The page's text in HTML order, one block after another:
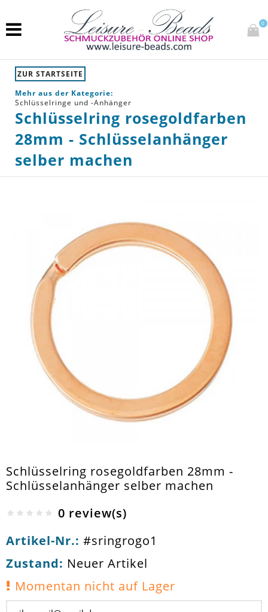
0
ZUR STARTSEITE
Mehr aus der Kategorie:
Schlüsselringe und -Anhänger
Schlüsselring rosegoldfarben
28mm - Schlüsselanhänger
selber machen
Schlüsselring rosegoldfarben 28mm -
Schlüsselanhänger selber machen
0 review(s)
Artikel-Nr.: #sringrogo1
Zustand: Neuer Artikel
Momentan nicht auf Lager